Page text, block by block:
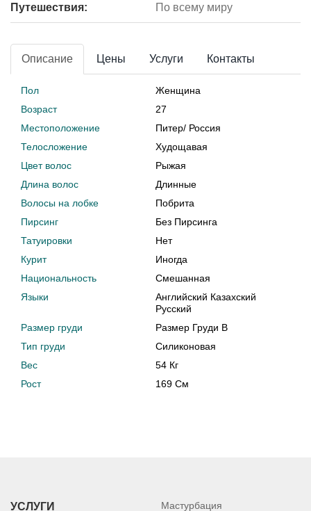
Путешествия: По всему миру
Описание Цены Услуги Контакты
Пол
Женщина
Возраст
27
Местоположение
Питер/ Россия
Телосложение
Худощавая
Цвет волос
Рыжая
Длина волос
Длинные
Волосы на лобке
Побрита
Пирсинг
Без Пирсинга
Татуировки
Нет
Курит
Иногда
Национальность
Смешанная
Языки
Английский Казахский
Русский
Размер груди
Размер Груди B
Тип груди
Силиконовая
Вес
54 Кг
Рост
169 См
УСЛУГИ Мастурбация